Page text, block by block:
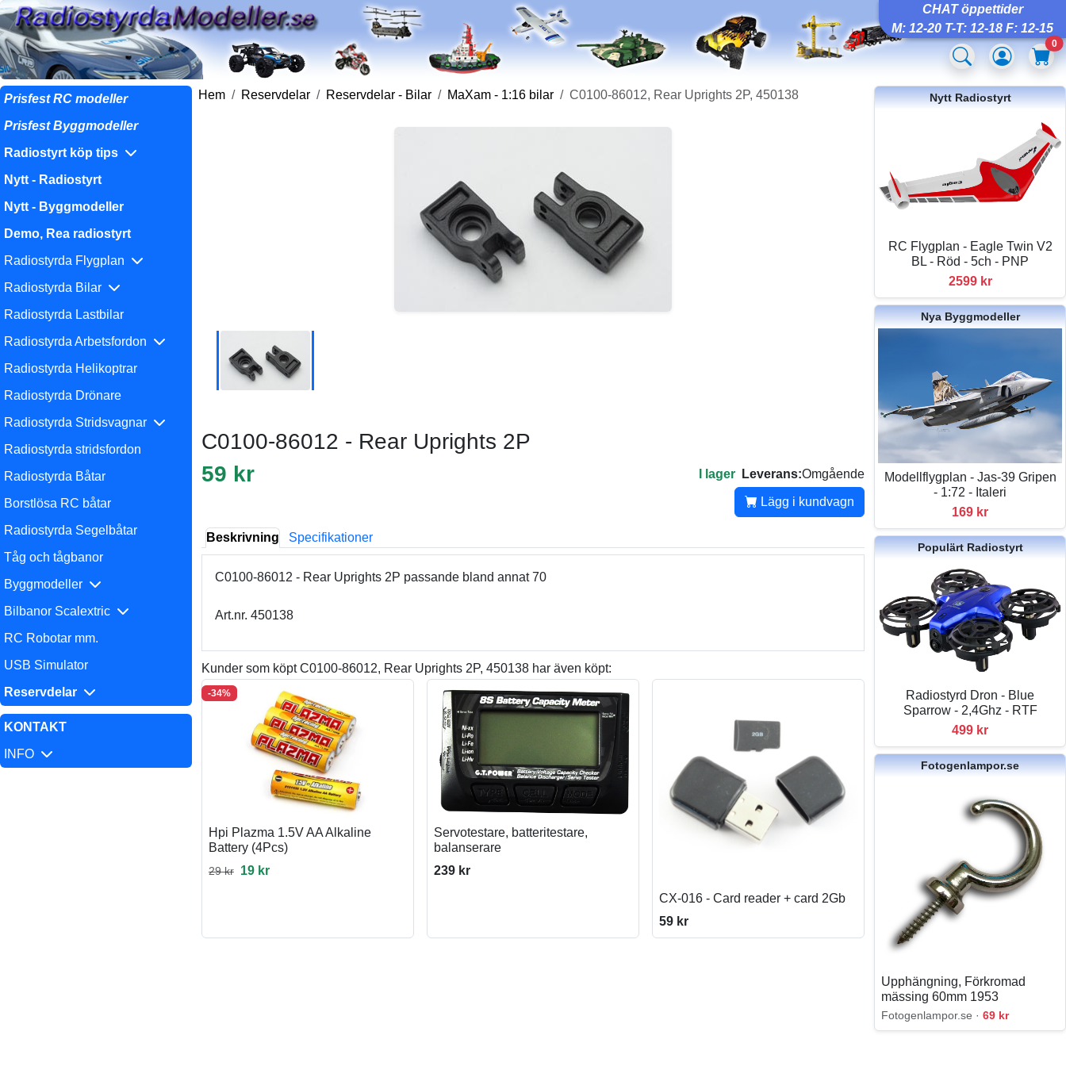
CHAT öppettider
M: 12-20 T-T: 12-18 F: 12-15
0
Prisfest RC modeller
Prisfest Byggmodeller
Radiostyrt köp tips
Nytt - Radiostyrt
Nytt - Byggmodeller
Demo, Rea radiostyrt
Radiostyrda Flygplan
Radiostyrda Bilar
Radiostyrda Lastbilar
Radiostyrda Arbetsfordon
Radiostyrda Helikoptrar
Radiostyrda Drönare
Radiostyrda Stridsvagnar
Radiostyrda stridsfordon
Radiostyrda Båtar
Borstlösa RC båtar
Radiostyrda Segelbåtar
Tåg och tågbanor
Byggmodeller
Bilbanor Scalextric
RC Robotar mm.
USB Simulator
Reservdelar
KONTAKT
INFO
Hem Reservdelar Reservdelar - Bilar MaXam - 1:16 bilar C0100-86012, Rear Uprights 2P, 450138
C0100-86012 - Rear Uprights 2P
59 kr
I lager Leverans:Omgående
Lägg i kundvagn
Beskrivning Specifikationer
C0100-86012 - Rear Uprights 2P passande bland annat 70
Art.nr. 450138
Kunder som köpt C0100-86012, Rear Uprights 2P, 450138 har även köpt:
-34%
Hpi Plazma 1.5V AA Alkaline
Battery (4Pcs)
29 kr 19 kr
Servotestare, batteritestare,
balanserare
239 kr
CX-016 - Card reader + card 2Gb
59 kr
Nytt Radiostyrt
RC Flygplan - Eagle Twin V2
BL - Röd - 5ch - PNP
2599 kr
Nya Byggmodeller
Modellflygplan - Jas-39 Gripen
- 1:72 - Italeri
169 kr
Populärt Radiostyrt
Radiostyrd Dron - Blue
Sparrow - 2,4Ghz - RTF
499 kr
Fotogenlampor.se
Upphängning, Förkromad
mässing 60mm 1953
Fotogenlampor.se ·69 kr